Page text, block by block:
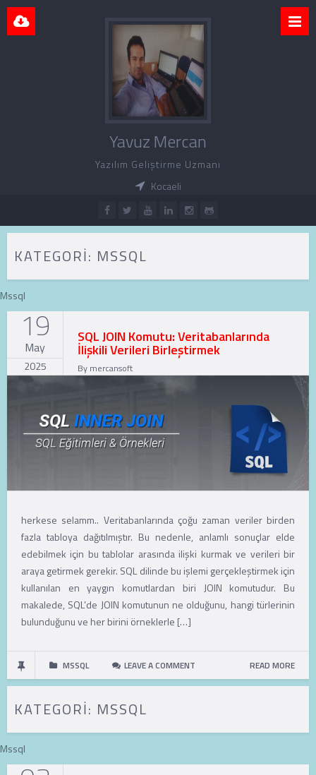
Yavuz Mercan
Yazılım Geliştirme Uzmanı
Kocaeli
KATEGORI: MSSQL
Mssql
19
May
2025
SQL JOIN Komutu: Veritabanlarında
İlişkili Verileri Birleştirmek
By mercansoft
herkese selamm.. Veritabanlarında çoğu zaman veriler birden
fazla tabloya dağıtılmıştır. Bu nedenle, anlamlı sonuçlar elde
edebilmek için bu tablolar arasında ilişki kurmak ve verileri bir
araya getirmek gerekir. SQL dilinde bu işlemi gerçekleştirmek için
kullanılan en yaygın komutlardan biri JOIN komutudur. Bu
makalede, SQL’de JOIN komutunun ne olduğunu, hangi türlerinin
bulunduğunu ve her birini örneklerle […]
MSSQL LEAVE A COMMENT READ MORE
KATEGORI: MSSQL
Mssql